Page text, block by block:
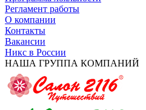
Регламент работы
О компании
Контакты
Вакансии
Никс в России
НАША ГРУППА КОМПАНИЙ